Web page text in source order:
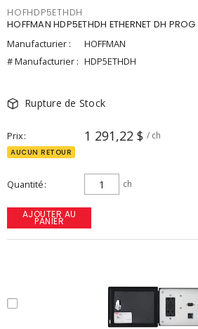
HOFHDP5ETHDH
HOFFMAN HDP5ETHDH ETHERNET DH PROG
Manufacturier :
HOFFMAN
# Manufacturier : HDP5ETHDH
Rupture de Stock
Prix 1 291,22 $ / ch
AUCUN RETOUR
Quantité ch
AJOUTER AU
PANIER